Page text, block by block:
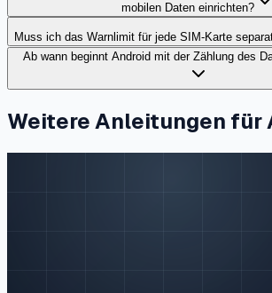
mobilen Daten einrichten?
Muss ich das Warnlimit für jede SIM-Karte
Ab wann beginnt Android mit der Zählung des
Weitere Anleitungen für